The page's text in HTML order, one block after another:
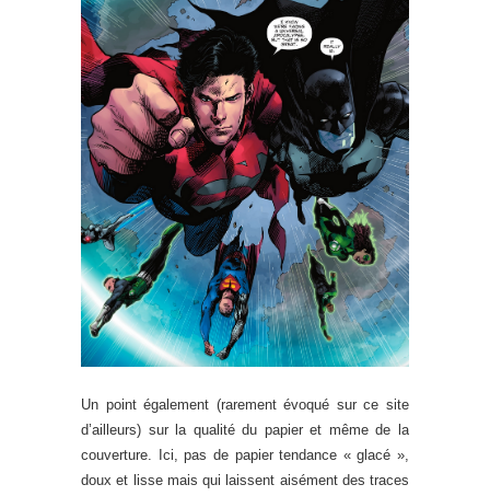
Un point également (rarement évoqué sur ce site
d’ailleurs) sur la qualité du papier et même de la
couverture. Ici, pas de papier tendance « glacé »,
doux et lisse mais qui laissent aisément des traces